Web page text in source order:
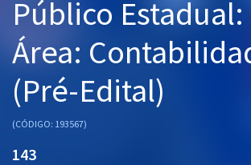
Questões grátis
Conteúdo gratuito
Blog
Público Estadual:
Área:
(Pré-Edital)
(CÓDIGO: 193567)
143